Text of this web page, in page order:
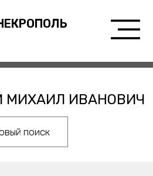
МИХАИЛ ИВАНОВИЧ
поиск